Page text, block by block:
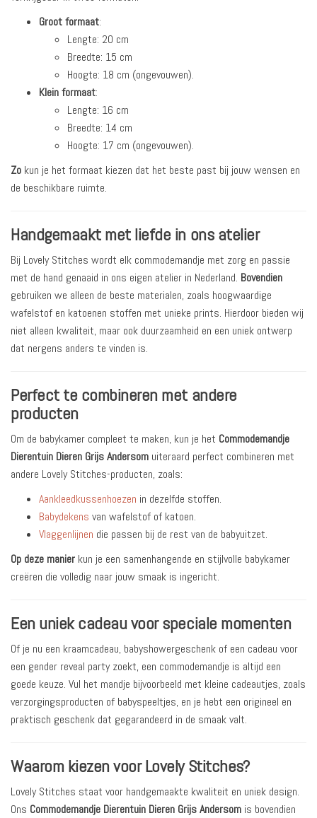
Groot formaat:
Lengte: 20 cm
Breedte: 15 cm
Hoogte: 18 cm (ongevouwen).
Klein formaat:
Lengte: 16 cm
Breedte: 14 cm
Hoogte: 17 cm (ongevouwen).
Zo kun je het formaat kiezen dat het beste past bij jouw wensen en
de beschikbare ruimte.
Handgemaakt met liefde in ons atelier
Bij Lovely Stitches wordt elk commodemandje met zorg en passie
met de hand genaaid in ons eigen atelier in Nederland. Bovendien
gebruiken we alleen de beste materialen, zoals hoogwaardige
wafelstof en katoenen stoffen met unieke prints. Hierdoor bieden wij
niet alleen kwaliteit, maar ook duurzaamheid en een uniek ontwerp
dat nergens anders te vinden is.
Perfect te combineren met andere
producten
Om de babykamer compleet te maken, kun je het Commodemandje
Dierentuin Dieren Grijs Andersom uiteraard perfect combineren met
andere Lovely Stitches-producten, zoals:
Aankleedkussenhoezen in dezelfde stoffen.
Babydekens van wafelstof of katoen.
Vlaggenlijnen die passen bij de rest van de babyuitzet.
Op deze manier kun je een samenhangende en stijlvolle babykamer
creëren die volledig naar jouw smaak is ingericht.
Een uniek cadeau voor speciale momenten
Of je nu een kraamcadeau, babyshowergeschenk of een cadeau voor
een gender reveal party zoekt, een commodemandje is altijd een
goede keuze. Vul het mandje bijvoorbeeld met kleine cadeautjes, zoals
verzorgingsproducten of babyspeeltjes, en je hebt een origineel en
praktisch geschenk dat gegarandeerd in de smaak valt.
Waarom kiezen voor Lovely Stitches?
Lovely Stitches staat voor handgemaakte kwaliteit en uniek design.
Ons Commodemandje Dierentuin Dieren Grijs Andersom is bovendien